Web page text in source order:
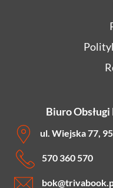
Biuro Obsługi
ul. Wiejska 77,
570 360 570
bok